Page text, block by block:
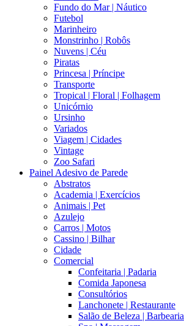
Fundo do Mar | Náutico
Futebol
Marinheiro
Monstrinho | Robôs
Nuvens | Céu
Piratas
Princesa | Príncipe
Transporte
Tropical | Floral | Folhagem
Unicórnio
Ursinho
Variados
Viagem | Cidades
Vintage
Zoo Safari
Painel Adesivo de Parede
Abstratos
Academia | Exercícios
Animais | Pet
Azulejo
Carros | Motos
Cassino | Bilhar
Cidade
Comercial
Confeitaria | Padaria
Comida Japonesa
Consultórios
Lanchonete | Restaurante
Salão de Beleza | Barbearia